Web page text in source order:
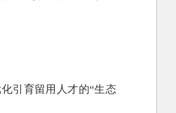
引育留用人才的“生态